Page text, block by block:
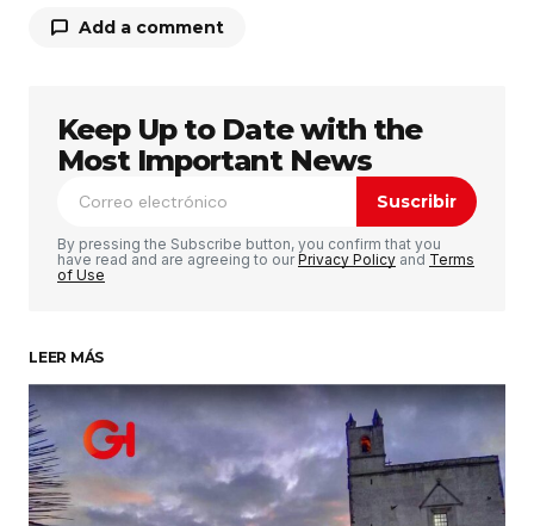
Add a comment
Tu dirección de correo electrónico no será
publicada. Los campos obligatorios están
marcados con*
Comentario *
Su nombre*
Tu correo electrónico*
Keep Up to Date with the
Most Important News
Suscribir
By pressing the Subscribe button, you confirm that you
have read and are agreeing to ourPrivacy Policy and Terms
of Use
LEER MÁS